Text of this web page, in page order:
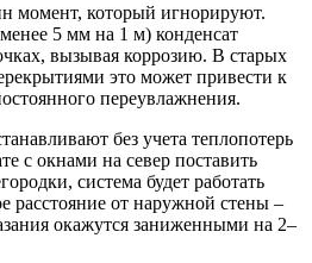
момент, который игнорируют.
5 мм на 1 м) конденсат
вызывая коррозию. В старых
это может привести к
переувлажнения.
без учета теплопотерь
с окнами на север поставить
система будет работать
расстояние от наружной стены –
окажутся заниженными на 2–